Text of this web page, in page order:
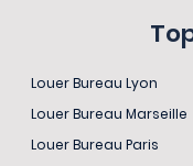
Louer Bureau Lyon
Louer Bureau Marseille
Louer Bureau Paris